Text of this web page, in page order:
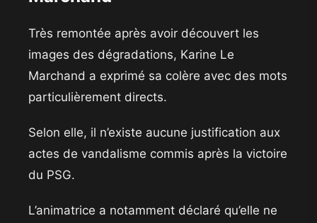
Très remontée après avoir découvert les
images des dégradations, Karine Le
Marchand a exprimé sa colère avec des mots
particulièrement directs.
Selon elle, il n’existe aucune justification aux
actes de vandalisme commis après la victoire
du PSG.
L’animatrice a notamment déclaré qu’elle ne